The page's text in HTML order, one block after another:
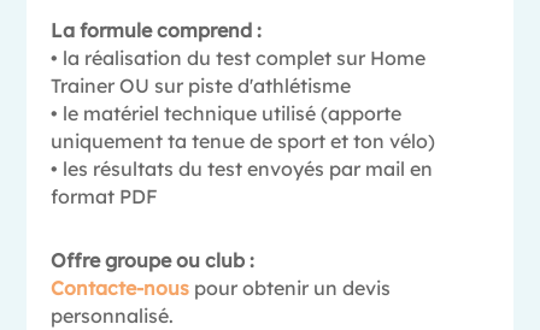
La formule comprend :
• la réalisation du test complet sur Home
Trainer OU sur piste d'athlétisme
• le matériel technique utilisé (apporte
uniquement ta tenue de sport et ton vélo)
• les résultats du test envoyés par mail en
format PDF
Offre groupe ou club :
Contacte-nous pour obtenir un devis
personnalisé.